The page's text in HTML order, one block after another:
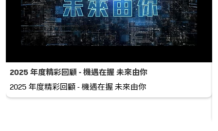
2025 年度精彩回顧 - 機遇在握 未來由你
2025 年度精彩回顧 - 機遇在握 未來由你